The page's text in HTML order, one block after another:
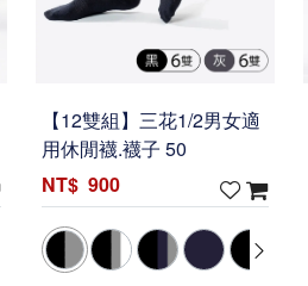
【12雙組】三花1/2男女適
用休閒襪.襪子 50
900